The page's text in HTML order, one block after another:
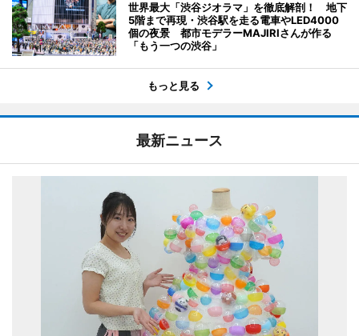
世界最大「渋谷ジオラマ」を徹底解剖！ 地下
5階まで再現・渋谷駅を走る電車やLED4000
個の夜景 都市モデラーMAJIRIさんが作る
「もう一つの渋谷」
もっと見る
最新ニュース